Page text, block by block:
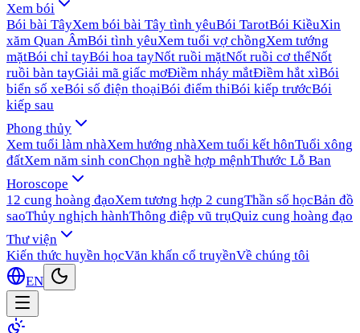
Xem bói
Bói bài TâyXem bói bài Tây tình yêuBói TarotBói KiềuXin
xăm Quan ÂmBói tình yêuXem tuổi vợ chồngXem tướng
mặtBói chỉ tayBói hoa tayNốt ruồi mặtNốt ruồi cơ thểNốt
ruồi bàn tayGiải mã giấc mơĐiềm nháy mắtĐiềm hắt xìBói
biển số xeBói số điện thoạiBói điểm thiBói kiếp trướcBói
kiếp sau
Phong thủy
Xem tuổi làm nhàXem hướng nhàXem tuổi kết hônTuổi xông
đấtXem năm sinh conChọn nghề hợp mệnhThước Lỗ Ban
Horoscope
12 cung hoàng đạoXem tương hợp 2 cungThần số họcBản đồ
saoThủy nghịch hànhThông điệp vũ trụQuiz cung hoàng đạo
Thư viện
Kiến thức huyền họcVăn khấn cổ truyềnVề chúng tôi
EN